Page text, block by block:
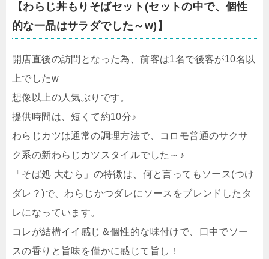
【わらじ丼もりそばセット(セットの中で、個性
的な一品はサラダでした～w) 】
開店直後の訪問となった為、前客は1名で後客が10名以
上でしたw
想像以上の人気ぶりです。
提供時間は、短くて約10分♪
わらじカツは通常の調理方法で、コロモ普通のサクサ
ク系の新わらじカツスタイルでした～♪
「そば処 大むら」の特徴は、何と言ってもソース(つけ
ダレ？)で、わらじかつダレにソースをブレンドしたタ
レになっています。
コレが結構イイ感じ＆個性的な味付けで、口中でソー
スの香りと旨味を僅かに感じて旨し！